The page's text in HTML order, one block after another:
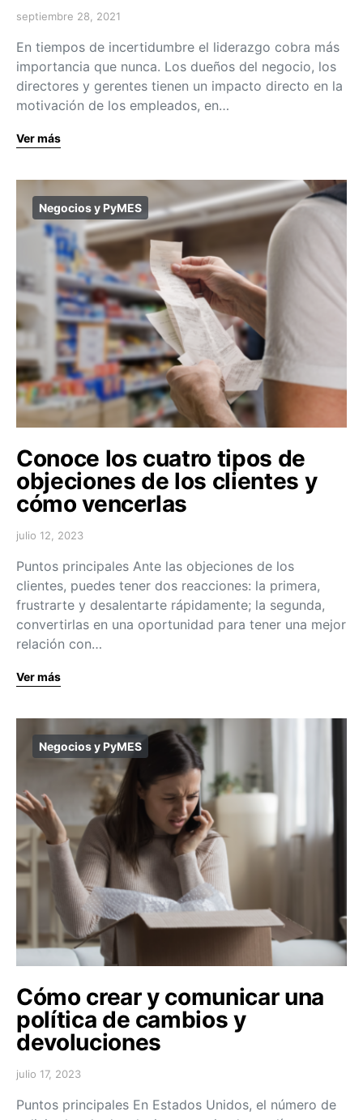
septiembre 28, 2021
En tiempos de incertidumbre el liderazgo cobra más
importancia que nunca. Los dueños del negocio, los
directores y gerentes tienen un impacto directo en la
motivación de los empleados, en…
Ver más
Negocios y PyMES
Conoce los cuatro tipos de
objeciones de los clientes y
cómo vencerlas
julio 12, 2023
Puntos principales Ante las objeciones de los
clientes, puedes tener dos reacciones: la primera,
frustrarte y desalentarte rápidamente; la segunda,
convertirlas en una oportunidad para tener una mejor
relación con…
Ver más
Negocios y PyMES
Cómo crear y comunicar una
política de cambios y
devoluciones
julio 17, 2023
Puntos principales En Estados Unidos, el número de